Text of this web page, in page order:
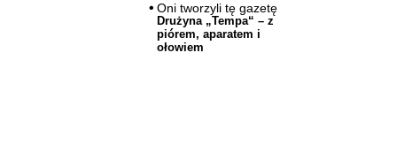
Oni tworzyli tę gazetę
Drużyna „Tempa“ – z
piórem, aparatem i
ołowiem